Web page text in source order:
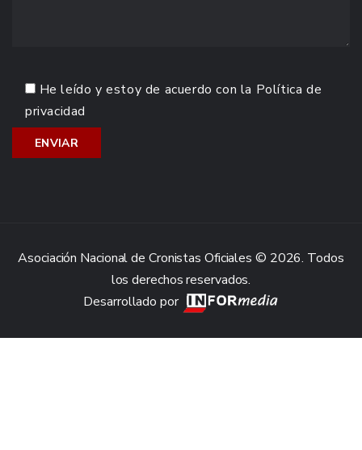
He leído y estoy de acuerdo con la Política de
privacidad
Asociación Nacional de Cronistas Oficiales © 2026. Todos
los derechos reservados.
Desarrollado por